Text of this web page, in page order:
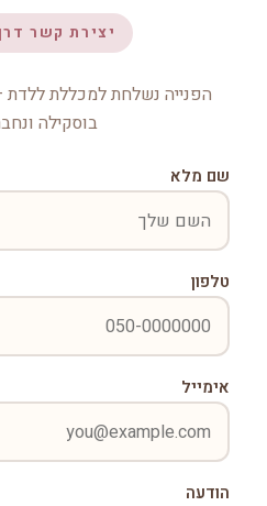
יצירת קשר
הפנייה נשלחת למכללת ללדת
בוסקילה
שם מלא
טלפון
אימייל
הודעה